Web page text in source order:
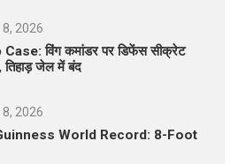
2026
विंग कमांडर पर डिफेंस सीक्रेट
जेल में बंद
2026
World Record: 8-Foot